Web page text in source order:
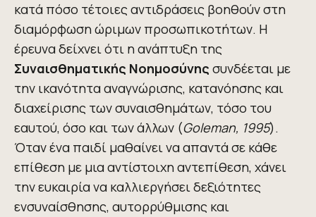
κατά πόσο τέτοιες αντιδράσεις βοηθούν στη
διαμόρφωση ώριμων προσωπικοτήτων. Η
έρευνα δείχνει ότι η ανάπτυξη της
Συναισθηματικής Νοημοσύνης συνδέεται με
την ικανότητα αναγνώρισης, κατανόησης και
διαχείρισης των συναισθημάτων, τόσο του
εαυτού, όσο και των άλλων (Goleman, 1995).
Όταν ένα παιδί μαθαίνει να απαντά σε κάθε
επίθεση με μια αντίστοιχη αντεπίθεση, χάνει
την ευκαιρία να καλλιεργήσει δεξιότητες
ενσυναίσθησης, αυτορρύθμισης και